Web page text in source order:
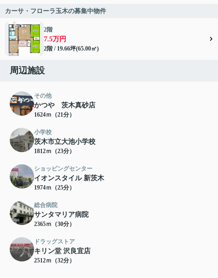
カーサ・フローラ玉木の募集中物件
2階
7.5万円
2階 / 19.66坪(65.00㎡)
周辺施設
その他
かつや 茨木真砂店
1624ｍ（21分）
小学校
茨木市立大池小学校
1812ｍ（23分）
ショッピングセンター
イオンスタイル 新茨木
1974ｍ（25分）
総合病院
サンタマリア病院
2365ｍ（30分）
ドラッグストア
キリン堂 沢良宜店
2512ｍ（32分）